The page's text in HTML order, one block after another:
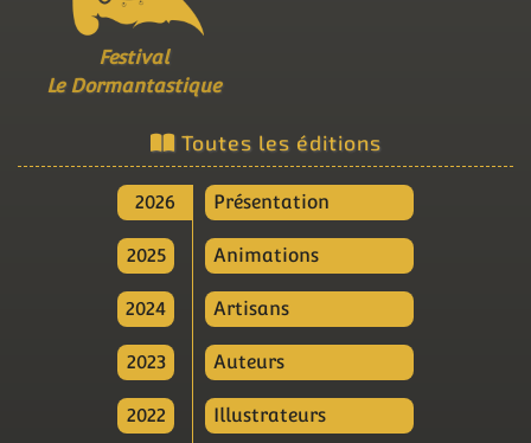
Festival
Le Dormantastique
Toutes les éditions
2026
2025
2024
2023
2022
Présentation
Animations
Artisans
Auteurs
Illustrateurs